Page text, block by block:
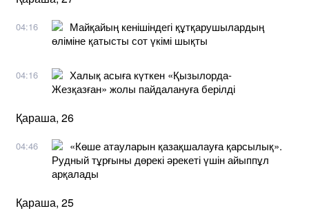
04:16
Майқайың кенішіндегі құтқарушылардың
өліміне қатысты сот үкімі шықты
04:16
Халық асыға күткен «Қызылорда-
Жезқазған» жолы пайдалануға берілді
Қараша, 26
04:46
«Көше атауларын қазақшалауға қарсылық».
Рудный тұрғыны дөрекі әрекеті үшін айыппұл
арқалады
Қараша, 25